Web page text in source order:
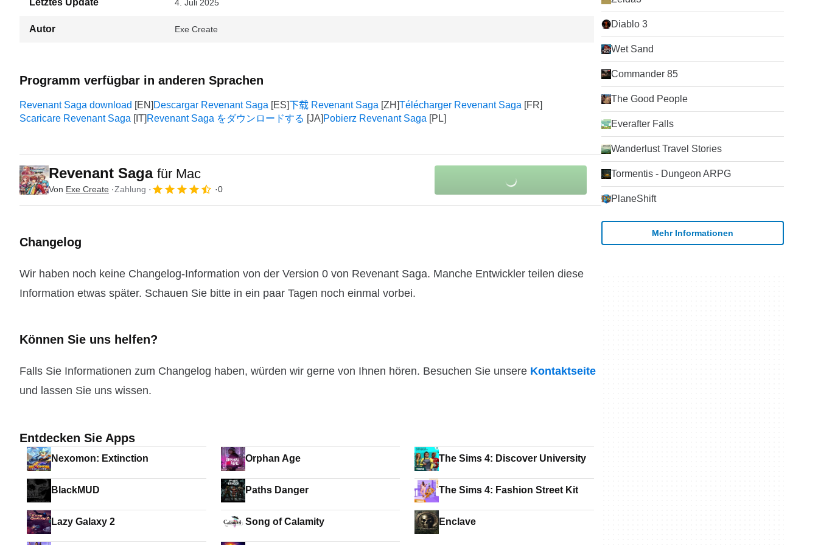
Letztes Update 4. Juli 2025
Autor Exe Create
Programm verfügbar in anderen Sprachen
Revenant Saga download Descargar Revenant Saga 下载 Revenant Saga
Télécharger Revenant Saga
Scaricare Revenant Saga
Revenant Saga をダウンロードする Pobierz Revenant Saga
Revenant Saga für Mac
Von Exe Create Zahlung 0
Changelog
Wir haben noch keine Changelog-Information von der Version 0 von Revenant Saga. Manche Entwickler teilen diese
Information etwas später. Schauen Sie bitte in ein paar Tagen noch einmal vorbei.
Können Sie uns helfen?
Falls Sie Informationen zum Changelog haben, würden wir gerne von Ihnen hören. Besuchen Sie unsere Kontaktseite
und lassen Sie uns wissen.
Entdecken Sie Apps
Nexomon: Extinction Orphan Age The Sims 4: Discover University
BlackMUD Paths Danger The Sims 4: Fashion Street Kit
Lazy Galaxy 2 Song of Calamity Enclave
Diablo 3
Wet Sand
Commander 85
The Good People
Everafter Falls
Wanderlust Travel Stories
Tormentis - Dungeon ARPG
PlaneShift
Mehr Informationen